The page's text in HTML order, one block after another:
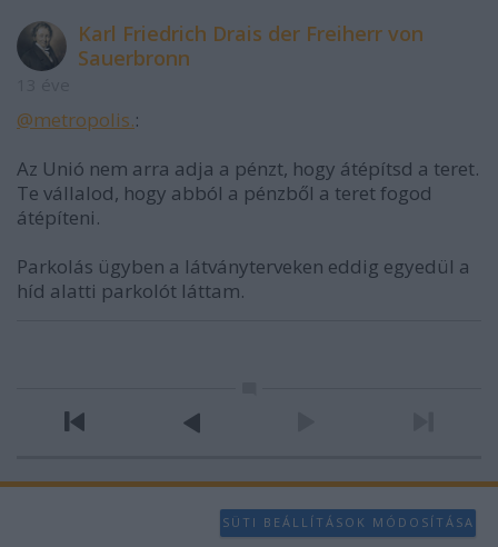
Karl Friedrich Drais der Freiherr von
Sauerbronn
@metropolis.:
Az Unió nem arra adja a pénzt, hogy átépítsd a teret.
Te vállalod, hogy abból a pénzből a teret fogod
átépíteni.
Parkolás ügyben a látványterveken eddig egyedül a
híd alatti parkolót láttam.
SÜTI BEÁLLÍTÁSOK MÓDOSÍTÁSA